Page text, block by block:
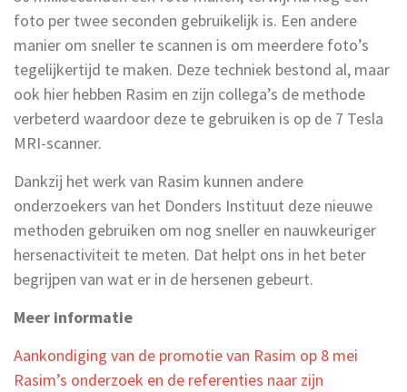
foto per twee seconden gebruikelijk is. Een andere
manier om sneller te scannen is om meerdere foto’s
tegelijkertijd te maken. Deze techniek bestond al, maar
ook hier hebben Rasim en zijn collega’s de methode
verbeterd waardoor deze te gebruiken is op de 7 Tesla
MRI-scanner.
Dankzij het werk van Rasim kunnen andere
onderzoekers van het Donders Instituut deze nieuwe
methoden gebruiken om nog sneller en nauwkeuriger
hersenactiviteit te meten. Dat helpt ons in het beter
begrijpen van wat er in de hersenen gebeurt.
Meer informatie
Aankondiging van de promotie van Rasim op 8 mei
Rasim’s onderzoek en de referenties naar zijn